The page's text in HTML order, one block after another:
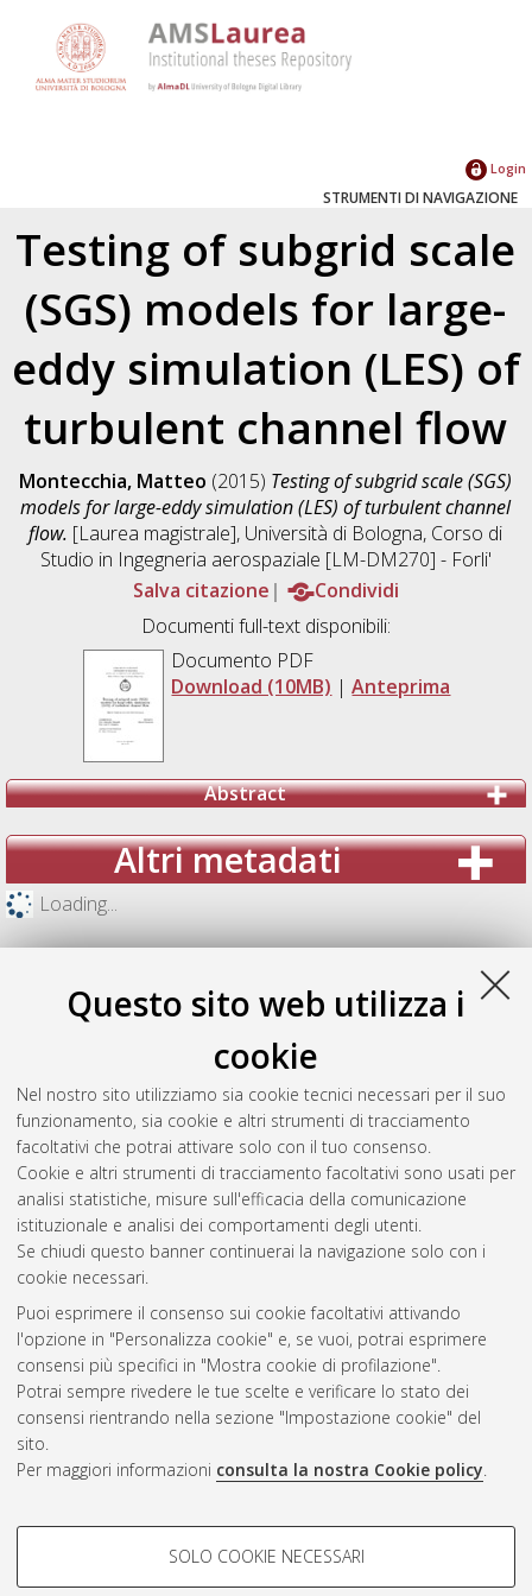
Questo sito web utilizza i
cookie
Nel nostro sito utilizziamo sia cookie tecnici necessari per il suo
funzionamento, sia cookie e altri strumenti di tracciamento
facoltativi che potrai attivare solo con il tuo consenso.
Cookie e altri strumenti di tracciamento facoltativi sono usati per
analisi statistiche, misure sull'efficacia della comunicazione
istituzionale e analisi dei comportamenti degli utenti.
Se chiudi questo banner continuerai la navigazione solo con i
cookie necessari.
Puoi esprimere il consenso sui cookie facoltativi attivando
l'opzione in "Personalizza cookie" e, se vuoi, potrai esprimere
consensi più specifici in "Mostra cookie di profilazione".
Potrai sempre rivedere le tue scelte e verificare lo stato dei
consensi rientrando nella sezione "Impostazione cookie" del
sito.
Per maggiori informazioni consulta la nostra Cookie policy.
COOKIE DI PROFILAZIONE -
SOLO COOKIE NECESSARI
Login
STRUMENTI DI NAVIGAZIONE
Testing of subgrid scale
(SGS) models for large-
eddy simulation (LES) of
turbulent channel flow
Montecchia, Matteo (2015) Testing of subgrid scale (SGS)
models for large-eddy simulation (LES) of turbulent channel
flow. [Laurea magistrale], Università di Bologna, Corso di
Studio in Ingegneria aerospaziale [LM-DM270] - Forli'
Salva citazione
Condividi
Documenti full-text disponibili:
Documento PDF
Download (10MB) |Anteprima
Abstract
Altri metadati
Loading...
Gestione del documento:
Atom
Rss 1.0
Rss 2.0
AMS Laurea
Impostazioni Cookie
Informativa sulla privacy
Condizioni d’uso del sito